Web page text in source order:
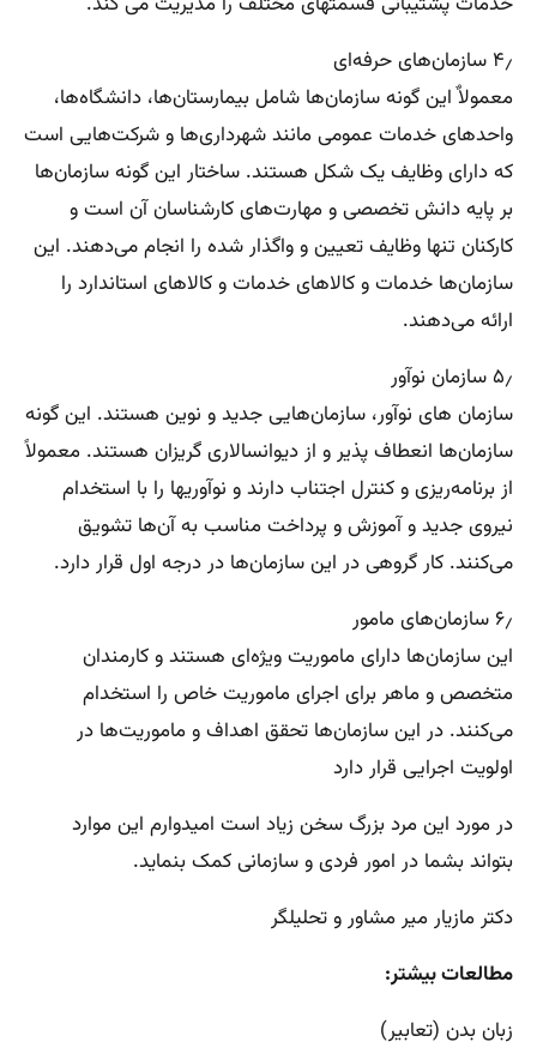
۴٫ سازمان‌های حرفه‌ای
معمولاٌ این گونه سازمان‌ها شامل بیمارستان‌ها، دانشگاه‌ها،
واحدهای خدمات عمومی مانند شهرداری‌ها و شرکت‌هایی است
که دارای وظایف یک شکل هستند. ساختار این گونه سازمان‌ها
بر پایه دانش تخصصی و مهارت‌های کارشناسان آن است و
کارکنان تنها وظایف تعیین و واگذار شده را انجام می‌دهند. این
سازمان‌ها خدمات و کالاهای خدمات و کالاهای استاندارد را
ارائه می‌دهند.
۵٫ سازمان نوآور
سازمان های نوآور، سازمان‌هایی جدید و نوین هستند. این گونه
سازمان‌ها انعطاف ‌پذیر و از دیوانسالاری گریزان هستند. معمولاً
از برنامه‌ریزی و کنترل اجتناب دارند و نوآوریها را با استخدام
نیروی جدید و آموزش و پرداخت مناسب به آن‌ها تشویق
می‌کنند. کار گروهی در این سازمان‌ها در درجه اول قرار دارد.
۶٫ سازمان‌های مامور
این سازمان‌ها دارای ماموریت ویژه‌ای هستند و کارمندان
متخصص و ماهر برای اجرای ماموریت خاص را استخدام
می‌کنند. در این سازمان‌ها تحقق اهداف و ماموریت‌ها در
اولویت اجرایی قرار دارد
در مورد این مرد بزرگ سخن زیاد است امیدوارم این موارد
بتواند بشما در امور فردی و سازمانی کمک بنماید.
دکتر مازیار میر مشاور و تحلیلگر
مطالعات بیشتر:
زبان بدن (تعابیر)